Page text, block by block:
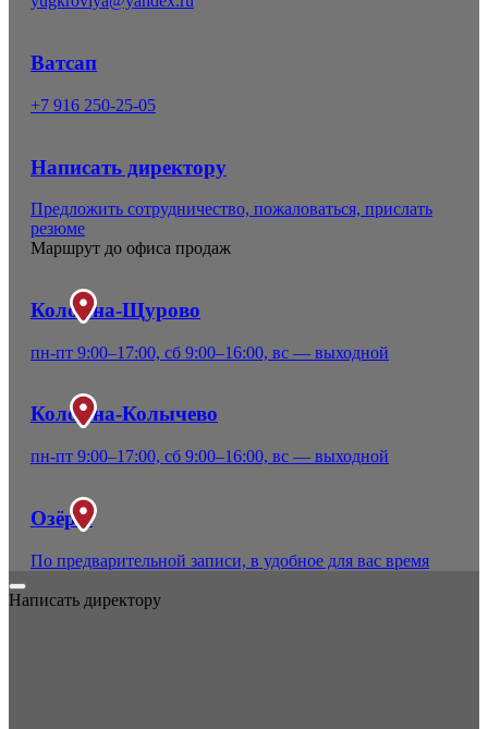
Ватсап
+7 916 250-25-05
Написать директору
Предложить сотрудничество, пожаловаться, прислать
резюме
Маршрут до офиса продаж
Коломна-Щурово
пн-пт 9:00–17:00, сб 9:00–16:00, вс — выходной
Коломна-Колычево
пн-пт 9:00–17:00, сб 9:00–16:00, вс — выходной
Озёры
По предварительной записи, в удобное для вас время
Написать директору